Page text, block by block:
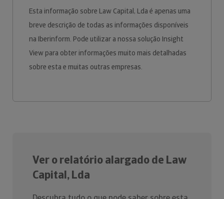
Esta informação sobre Law Capital, Lda é apenas uma
breve descrição de todas as informações disponíveis
na Iberinform. Pode utilizar a nossa solução Insight
View para obter informações muito mais detalhadas
sobre esta e muitas outras empresas.
Ver o relatório alargado de Law
Capital, Lda